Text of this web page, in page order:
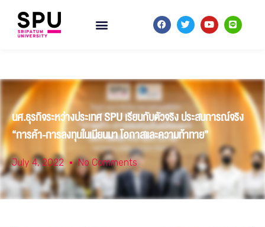
นศ.ธุรกิจระหว่างประเทศ SPU เรียนกับตัวจริง ประสบการณ์จริง
“การค้า-การลงทุนในเมียนมา โอกาสและความท้าทาย”
July 4, 2022 No Comments